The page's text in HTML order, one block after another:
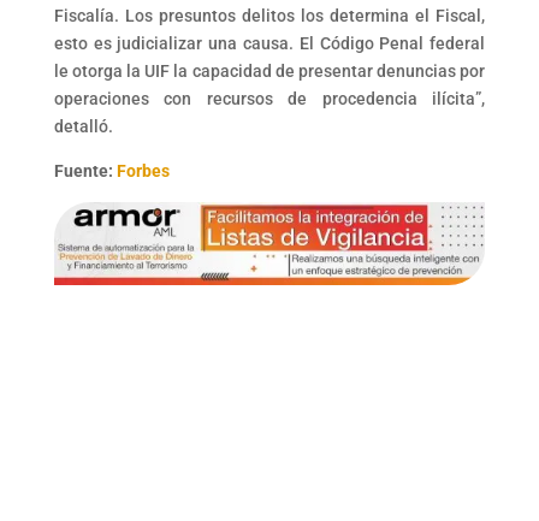
Fiscalía. Los presuntos delitos los determina el Fiscal,
esto es judicializar una causa. El Código Penal federal
le otorga la UIF la capacidad de presentar denuncias por
operaciones con recursos de procedencia ilícita”,
detalló.
Fuente: Forbes